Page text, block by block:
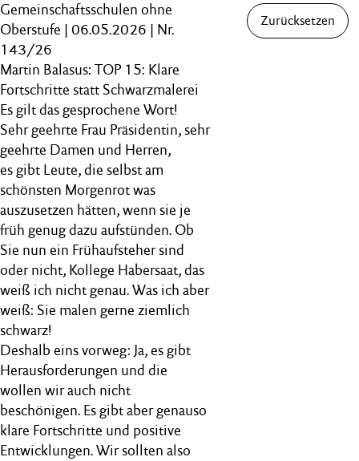
Gemeinschaftsschulen ohne
Oberstufe | 06.05.2026 | Nr.
143/26
Martin Balasus: TOP 15: Klare
Fortschritte statt Schwarzmalerei
Es gilt das gesprochene Wort!
Sehr geehrte Frau Präsidentin, sehr
geehrte Damen und Herren,
es gibt Leute, die selbst am
schönsten Morgenrot was
auszusetzen hätten, wenn sie je
früh genug dazu aufstünden. Ob
Sie nun ein Frühaufsteher sind
oder nicht, Kollege Habersaat, das
weiß ich nicht genau. Was ich aber
weiß: Sie malen gerne ziemlich
schwarz!
Deshalb eins vorweg: Ja, es gibt
Herausforderungen und die
wollen wir auch nicht
beschönigen. Es gibt aber genauso
klare Fortschritte und positive
Entwicklungen. Wir sollten also
Zurücksetzen